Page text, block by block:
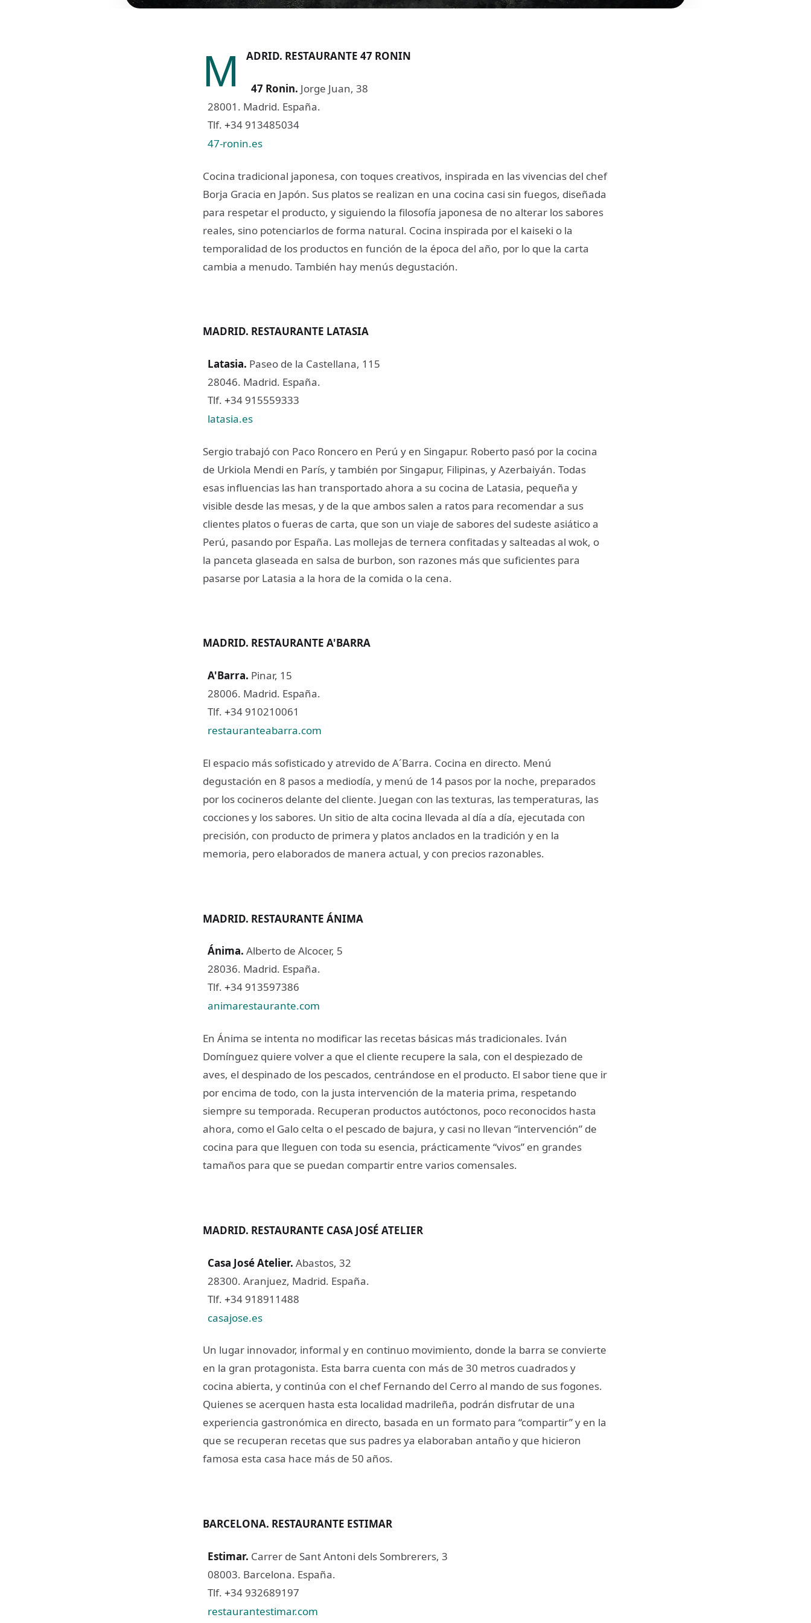
M ADRID. RESTAURANTE 47 RONIN
47 Ronin. Jorge Juan, 38
28001. Madrid. España.
Tlf. +34 913485034
47-ronin.es
Cocina tradicional japonesa, con toques creativos, inspirada en las vivencias del chef
Borja Gracia en Japón. Sus platos se realizan en una cocina casi sin fuegos, diseñada
para respetar el producto, y siguiendo la filosofía japonesa de no alterar los sabores
reales, sino potenciarlos de forma natural. Cocina inspirada por el kaiseki o la
temporalidad de los productos en función de la época del año, por lo que la carta
cambia a menudo. También hay menús degustación.
MADRID. RESTAURANTE LATASIA
Latasia. Paseo de la Castellana, 115
28046. Madrid. España.
Tlf. +34 915559333
latasia.es
Sergio trabajó con Paco Roncero en Perú y en Singapur. Roberto pasó por la cocina
de Urkiola Mendi en París, y también por Singapur, Filipinas, y Azerbaiyán. Todas
esas influencias las han transportado ahora a su cocina de Latasia, pequeña y
visible desde las mesas, y de la que ambos salen a ratos para recomendar a sus
clientes platos o fueras de carta, que son un viaje de sabores del sudeste asiático a
Perú, pasando por España. Las mollejas de ternera confitadas y salteadas al wok, o
la panceta glaseada en salsa de burbon, son razones más que suficientes para
pasarse por Latasia a la hora de la comida o la cena.
MADRID. RESTAURANTE A'BARRA
A'Barra. Pinar, 15
28006. Madrid. España.
Tlf. +34 910210061
restauranteabarra.com
El espacio más sofisticado y atrevido de A´Barra. Cocina en directo. Menú
degustación en 8 pasos a mediodía, y menú de 14 pasos por la noche, preparados
por los cocineros delante del cliente. Juegan con las texturas, las temperaturas, las
cocciones y los sabores. Un sitio de alta cocina llevada al día a día, ejecutada con
precisión, con producto de primera y platos anclados en la tradición y en la
memoria, pero elaborados de manera actual, y con precios razonables.
MADRID. RESTAURANTE ÁNIMA
Ánima. Alberto de Alcocer, 5
28036. Madrid. España.
Tlf. +34 913597386
animarestaurante.com
En Ánima se intenta no modificar las recetas básicas más tradicionales. Iván
Domínguez quiere volver a que el cliente recupere la sala, con el despiezado de
aves, el despinado de los pescados, centrándose en el producto. El sabor tiene que ir
por encima de todo, con la justa intervención de la materia prima, respetando
siempre su temporada. Recuperan productos autóctonos, poco reconocidos hasta
ahora, como el Galo celta o el pescado de bajura, y casi no llevan “intervención” de
cocina para que lleguen con toda su esencia, prácticamente “vivos” en grandes
tamaños para que se puedan compartir entre varios comensales.
MADRID. RESTAURANTE CASA JOSÉ ATELIER
Casa José Atelier. Abastos, 32
28300. Aranjuez, Madrid. España.
Tlf. +34 918911488
casajose.es
Un lugar innovador, informal y en continuo movimiento, donde la barra se convierte
en la gran protagonista. Esta barra cuenta con más de 30 metros cuadrados y
cocina abierta, y continúa con el chef Fernando del Cerro al mando de sus fogones.
Quienes se acerquen hasta esta localidad madrileña, podrán disfrutar de una
experiencia gastronómica en directo, basada en un formato para “compartir” y en la
que se recuperan recetas que sus padres ya elaboraban antaño y que hicieron
famosa esta casa hace más de 50 años.
BARCELONA. RESTAURANTE ESTIMAR
Estimar. Carrer de Sant Antoni dels Sombrerers, 3
08003. Barcelona. España.
Tlf. +34 932689197
restaurantestimar.com